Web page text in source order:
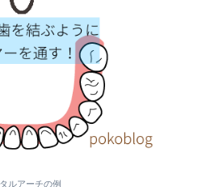
ルアーチの例